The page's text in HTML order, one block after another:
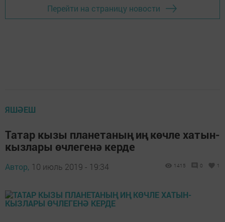
Перейти на страницу новости
ЯШӘЕШ
Татар кызы планетаның иң көчле хатын-
кызлары өчлегенә керде
Автор, 10 июль 2019 - 19:34 1415 0 1